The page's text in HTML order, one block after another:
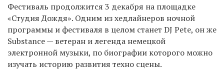
Фестиваль продолжится 3 декабря на площадке
«Студия Дождя». Одним из хедлайнеров ночной
программы и фестиваля в целом станет DJ Pete, он же
Substance — ветеран и легенда немецкой
электронной музыки, по биографии которого можно
изучать историю развития техно сцены.